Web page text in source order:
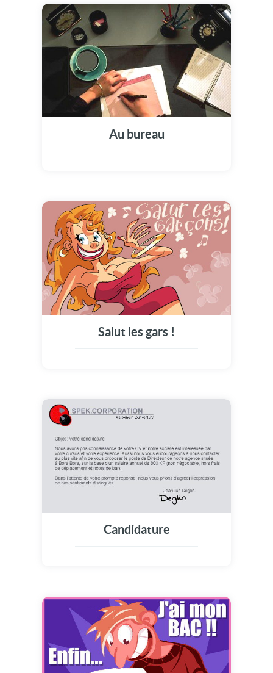
Au bureau
Salut les gars !
Candidature